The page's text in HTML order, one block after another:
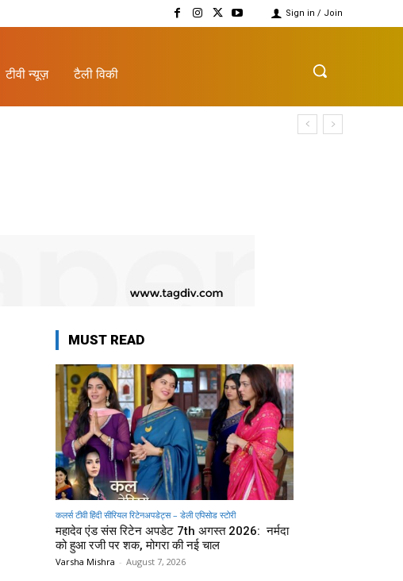
Sign in / Join
टीवी न्यूज़ टैली विकी
MUST READ
कलर्स टीवी हिंदी सीरियल रिटेनअपडेट्स – डेली एपिसोड स्टोरी
महादेव एंड संस रिटेन अपडेट 7th अगस्त 2026: नर्मदा
को हुआ रजी पर शक, मोगरा की नई चाल
Varsha Mishra - August 7, 2026